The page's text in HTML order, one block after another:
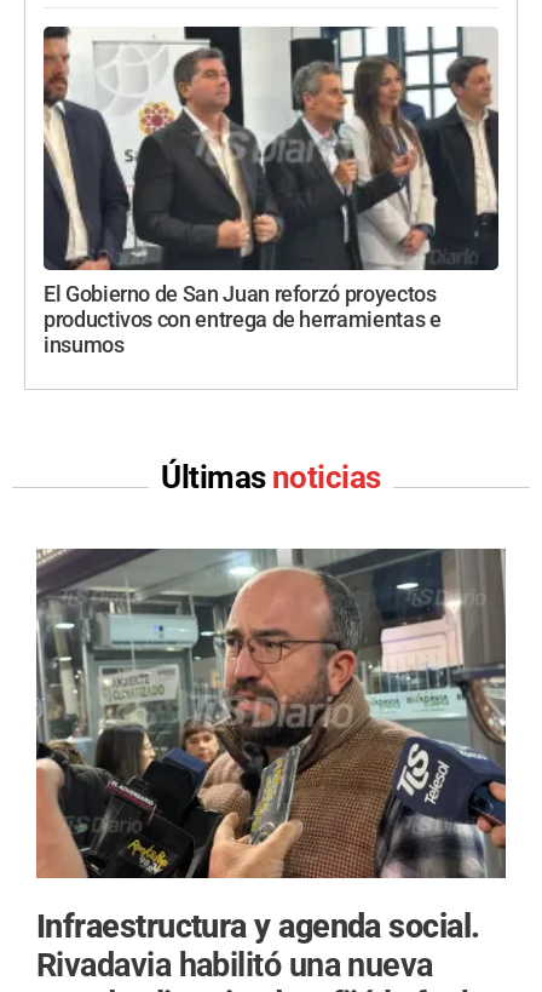
El Gobierno de San Juan reforzó proyectos
productivos con entrega de herramientas e
insumos
Últimas noticias
Infraestructura y agenda social.
Rivadavia habilitó una nueva